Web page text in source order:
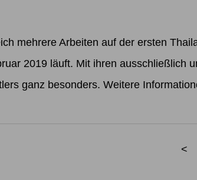
mehrere Arbeiten auf der ersten
2019 läuft. Mit ihren ausschließlich
ganz besonders. Weitere
<